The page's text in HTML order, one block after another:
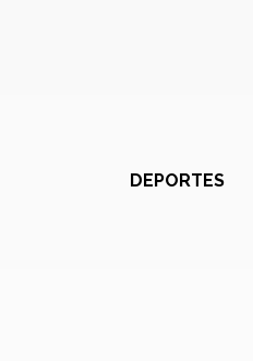
DEPORTES